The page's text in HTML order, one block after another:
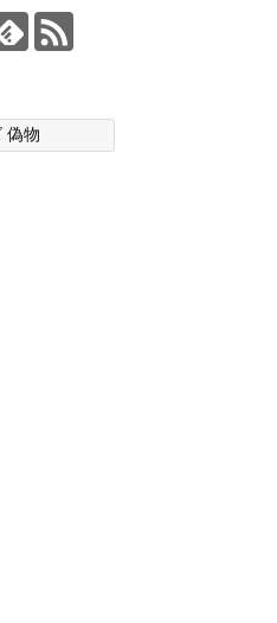
偽物